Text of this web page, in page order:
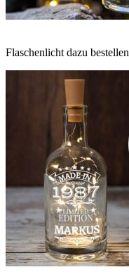
Flaschenlicht dazu bestellen